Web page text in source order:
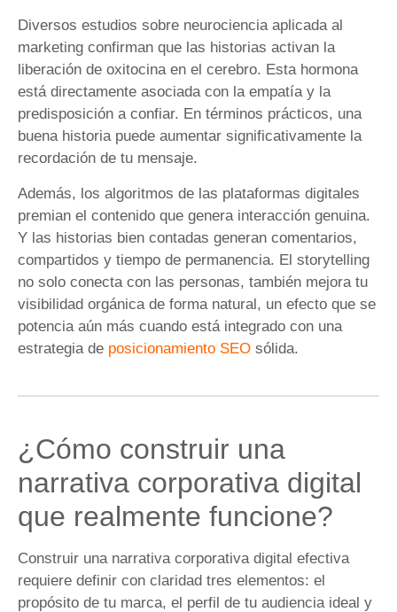
Diversos estudios sobre neurociencia aplicada al
marketing confirman que las historias activan la
liberación de oxitocina en el cerebro. Esta hormona
está directamente asociada con la empatía y la
predisposición a confiar. En términos prácticos, una
buena historia puede aumentar significativamente la
recordación de tu mensaje.
Además, los algoritmos de las plataformas digitales
premian el contenido que genera interacción genuina.
Y las historias bien contadas generan comentarios,
compartidos y tiempo de permanencia. El storytelling
no solo conecta con las personas, también mejora tu
visibilidad orgánica de forma natural, un efecto que se
potencia aún más cuando está integrado con una
estrategia de posicionamiento SEO sólida.
¿Cómo construir una
narrativa corporativa digital
que realmente funcione?
Construir una narrativa corporativa digital efectiva
requiere definir con claridad tres elementos: el
propósito de tu marca, el perfil de tu audiencia ideal y